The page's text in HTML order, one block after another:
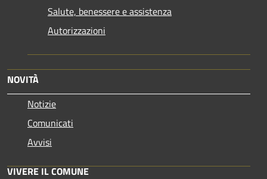
Salute, benessere e assistenza
Autorizzazioni
NOVITÀ
Notizie
Comunicati
Avvisi
VIVERE IL COMUNE